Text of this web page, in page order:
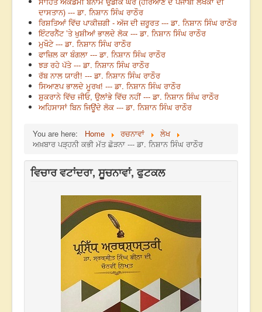
ਦਾਸਤਾਨ) --- ਡਾ. ਨਿਸ਼ਾਨ ਸਿੰਘ ਰਾਠੌਰ
ਰਿਸ਼ਤਿਆਂ ਵਿੱਚ ਪਾਕੀਜ਼ਗੀ - ਅੱਜ ਦੀ ਜ਼ਰੂਰਤ --- ਡਾ. ਨਿਸ਼ਾਨ ਸਿੰਘ ਰਾਠੌਰ
ਇੰਟਰਨੈੱਟ ’ਤੇ ਖੁਸ਼ੀਆਂ ਭਾਲਦੇ ਲੋਕ --- ਡਾ. ਨਿਸ਼ਾਨ ਸਿੰਘ ਰਾਠੌਰ
ਮੁਖੌਟੇ --- ਡਾ. ਨਿਸ਼ਾਨ ਸਿੰਘ ਰਾਠੌਰ
ਫਾਜ਼ਿਲ ਕਾ ਬੰਗਲਾ --- ਡਾ. ਨਿਸ਼ਾਨ ਸਿੰਘ ਰਾਠੌਰ
ਝੜ ਰਹੇ ਪੱਤੇ --- ਡਾ. ਨਿਸ਼ਾਨ ਸਿੰਘ ਰਾਠੌਰ
ਰੱਬ ਨਾਲ ਯਾਰੀ! --- ਡਾ. ਨਿਸ਼ਾਨ ਸਿੰਘ ਰਾਠੌਰ
ਸਿਆਣਪ ਭਾਲਦੇ ਮੂਰਖ! --- ਡਾ. ਨਿਸ਼ਾਨ ਸਿੰਘ ਰਾਠੌਰ
ਸ਼ੁਕਰਾਨੇ ਵਿੱਚ ਜੀਓ, ਉਲਾਂਭੇ ਵਿੱਚ ਨਹੀਂ --- ਡਾ. ਨਿਸ਼ਾਨ ਸਿੰਘ ਰਾਠੌਰ
ਅਹਿਸਾਸਾਂ ਬਿਨ ਜਿਊਂਦੇ ਲੋਕ --- ਡਾ. ਨਿਸ਼ਾਨ ਸਿੰਘ ਰਾਠੌਰ
You are here: Home ਰਚਨਾਵਾਂ
ਲੇਖ
ਅਖ਼ਬਾਰ ਪੜ੍ਹਨੀ ਕਭੀ ਮੱਤ ਛੋੜਨਾ --- ਡਾ. ਨਿਸ਼ਾਨ ਸਿੰਘ ਰਾਠੌਰ
ਵਿਚਾਰ ਵਟਾਂਦਰਾ, ਸੂਚਨਾਵਾਂ, ਫੁਟਕਲ